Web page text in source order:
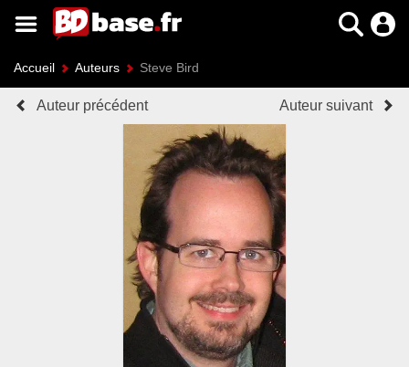
Accueil Auteurs Steve Bird
Auteur précédent Auteur suivant